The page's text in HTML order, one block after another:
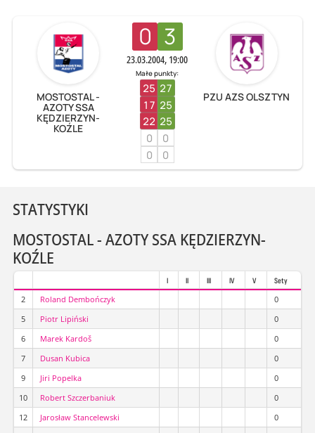
MOSTOSTAL -
AZOTY SSA
KĘDZIERZYN-
KOŹLE
0 3
23.03.2004, 19:00
Małe punkty:
25 27
17 25
22 25
0
0
0
0
PZU AZS OLSZTYN
STATYSTYKI
MOSTOSTAL - AZOTY SSA KĘDZIERZYN-
KOŹLE
I II III IV V Sety
2 Roland Dembończyk
0
5
Piotr Lipiński
0
6
Marek Kardoš
0
7
Dusan Kubica
0
9
Jiri Popelka
0
10
Robert Szczerbaniuk
0
12
Jarosław Stancelewski
0